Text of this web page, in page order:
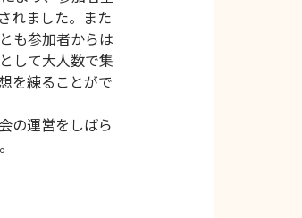
れました。また
も参加者からは
して大人数で集
を練ることがで
の運営をしばら